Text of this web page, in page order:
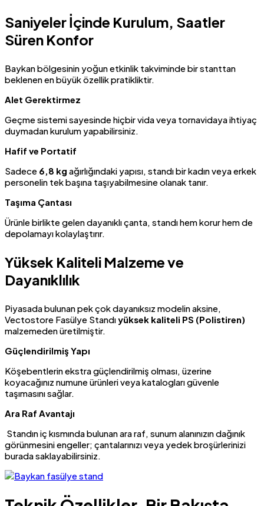
Saniyeler İçinde Kurulum, Saatler
Süren Konfor
Baykan bölgesinin yoğun etkinlik takviminde bir stanttan
beklenen en büyük özellik pratikliktir.
Alet Gerektirmez
Geçme sistemi sayesinde hiçbir vida veya tornavidaya ihtiyaç
duymadan kurulum yapabilirsiniz.
Hafif ve Portatif
Sadece 6,8 kg ağırlığındaki yapısı, standı bir kadın veya erkek
personelin tek başına taşıyabilmesine olanak tanır.
Taşıma Çantası
Ürünle birlikte gelen dayanıklı çanta, standı hem korur hem de
depolamayı kolaylaştırır.
Yüksek Kaliteli Malzeme ve
Dayanıklılık
Piyasada bulunan pek çok dayanıksız modelin aksine,
Vectostore Fasülye Standıyüksek kaliteli PS (Polistiren)
malzemeden üretilmiştir.
Güçlendirilmiş Yapı
Köşebentlerin ekstra güçlendirilmiş olması, üzerine
koyacağınız numune ürünleri veya katalogları güvenle
taşımasını sağlar.
Ara Raf Avantajı
Standın iç kısmında bulunan ara raf, sunum alanınızın dağınık
görünmesini engeller; çantalarınızı veya yedek broşürlerinizi
burada saklayabilirsiniz.